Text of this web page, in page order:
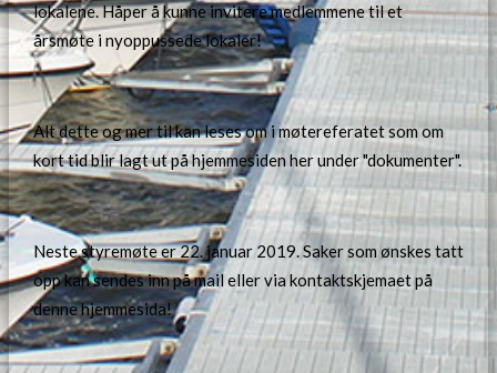
lokalene. Håper å kunne invitere medlemmene til et
årsmøte i nyoppussede lokaler!
Alt dette og mer til kan leses om i møtereferatet som om
kort tid blir lagt ut på hjemmesiden her under "dokumenter".
Neste styremøte er 22. januar 2019. Saker som ønskes tatt
opp kan sendes inn på mail eller via kontaktskjemaet på
denne hjemmesida!